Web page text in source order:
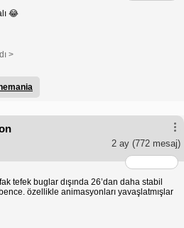
😂
>
2 ay (772 mesaj)
tefek buglar dışında 26’dan daha stabil
özellikle animasyonları yavaşlatmışlar